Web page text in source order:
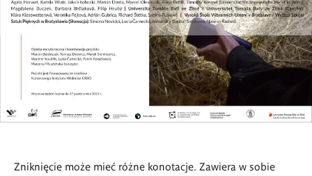
Zniknięcie może mieć różne konotacje. Zawiera w sobie